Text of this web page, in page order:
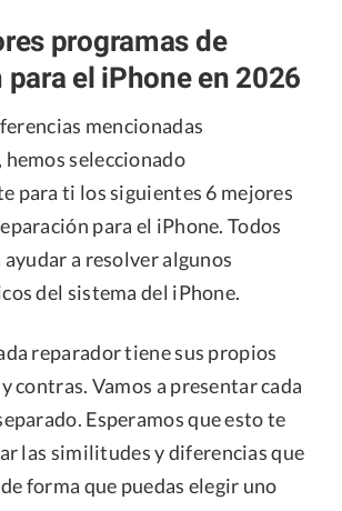
programas de
el iPhone en 2026
mencionadas
seleccionado
para ti los siguientes 6 mejores
para el iPhone. Todos
a resolver algunos
del sistema del iPhone.
reparador tiene sus propios
contras. Vamos a presentar cada
Esperamos que esto te
las similitudes y diferencias que
forma que puedas elegir uno